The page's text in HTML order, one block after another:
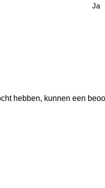
Ja
hebben, kunnen een